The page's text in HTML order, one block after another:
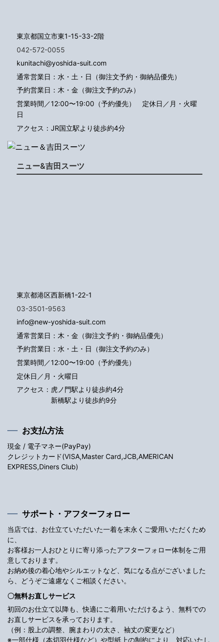
東京都国立市東1-15-33-2階
042-572-0055
kunitachi@yoshida-suit.com
通常営業日：水・土・日（御注文予約・御納品優先）
予約営業日：木・金（御注文予約のみ）
営業時間／12:00〜19:00（予約優先） 定休日／月・火曜
日
アクセス：JR国立駅より徒歩約4分
ニュー&吉田スーツ
東京都港区西新橋1-22-1
03-3501-9563
info@new-yoshida-suit.com
通常営業日：木・金（御注文予約・御納品優先）
予約営業日：水・土・日（御注文予約のみ）
営業時間／12:00〜19:00（予約優先）
定休日／月・火曜日
アクセス： 虎ノ門駅より徒歩約4分
新橋駅より徒歩約9分
お支払方法
現金 / 電子マネー(PayPay)
クレジットカード(VISA,Master Card,JCB,AMERICAN
EXPRESS,Diners Club)
サポート・アフターフォロー
当店では、お仕立ていただいた一着を末永くご愛用いただくため
に、
お客様お一人おひとりに寄り添ったアフターフォロー体制をご用
意しております。
お納め後の着心地やシルエットなど、気になる点がございました
ら、どうぞご遠慮なくご相談ください。
〇無料お直しサービス
初回のお仕立て以降も、快適にご着用いただけるよう、無料での
お直しサービスを承っております。
（例：股上の調整、腕まわりの太さ、袖丈の変更など）
※一部仕様（本切羽仕様など）や型紙上の制約により、対応いたし